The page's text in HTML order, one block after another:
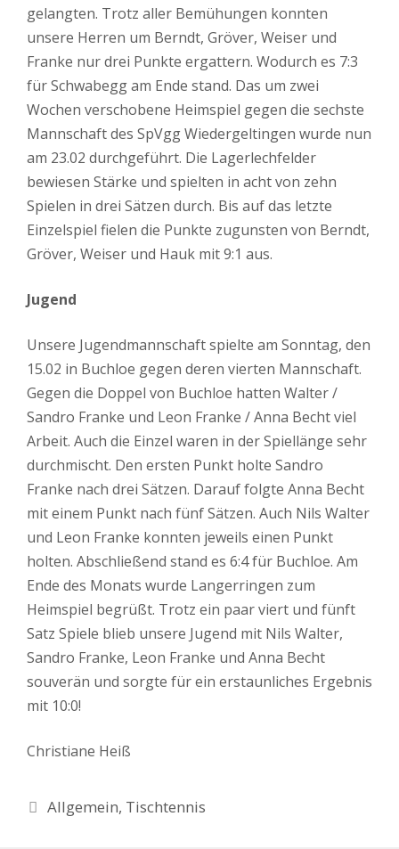
gelangten. Trotz aller Bemühungen konnten
unsere Herren um Berndt, Gröver, Weiser und
Franke nur drei Punkte ergattern. Wodurch es 7:3
für Schwabegg am Ende stand. Das um zwei
Wochen verschobene Heimspiel gegen die sechste
Mannschaft des SpVgg Wiedergeltingen wurde nun
am 23.02 durchgeführt. Die Lagerlechfelder
bewiesen Stärke und spielten in acht von zehn
Spielen in drei Sätzen durch. Bis auf das letzte
Einzelspiel fielen die Punkte zugunsten von Berndt,
Gröver, Weiser und Hauk mit 9:1 aus.
Jugend
Unsere Jugendmannschaft spielte am Sonntag, den
15.02 in Buchloe gegen deren vierten Mannschaft.
Gegen die Doppel von Buchloe hatten Walter /
Sandro Franke und Leon Franke / Anna Becht viel
Arbeit. Auch die Einzel waren in der Spiellänge sehr
durchmischt. Den ersten Punkt holte Sandro
Franke nach drei Sätzen. Darauf folgte Anna Becht
mit einem Punkt nach fünf Sätzen. Auch Nils Walter
und Leon Franke konnten jeweils einen Punkt
holten. Abschließend stand es 6:4 für Buchloe. Am
Ende des Monats wurde Langerringen zum
Heimspiel begrüßt. Trotz ein paar viert und fünft
Satz Spiele blieb unsere Jugend mit Nils Walter,
Sandro Franke, Leon Franke und Anna Becht
souverän und sorgte für ein erstaunliches Ergebnis
mit 10:0!
Christiane Heiß
Kategorien
Allgemein, Tischtennis